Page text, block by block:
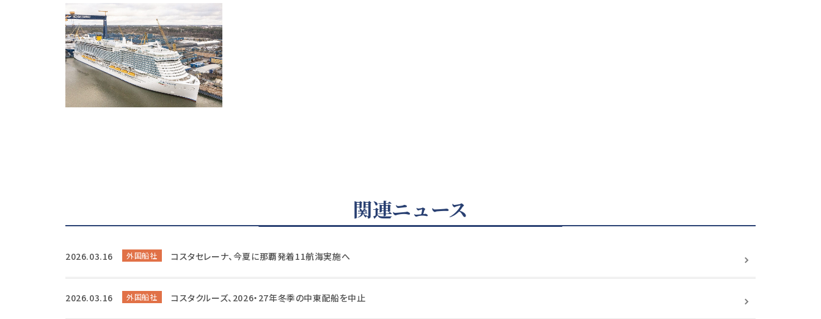
関連ニュース
2026.03.16 外国船社 コスタセレーナ、今夏に那覇発着11航海実施へ
2026.03.16 外国船社 コスタクルーズ、2026・27年冬季の中東配船を中止